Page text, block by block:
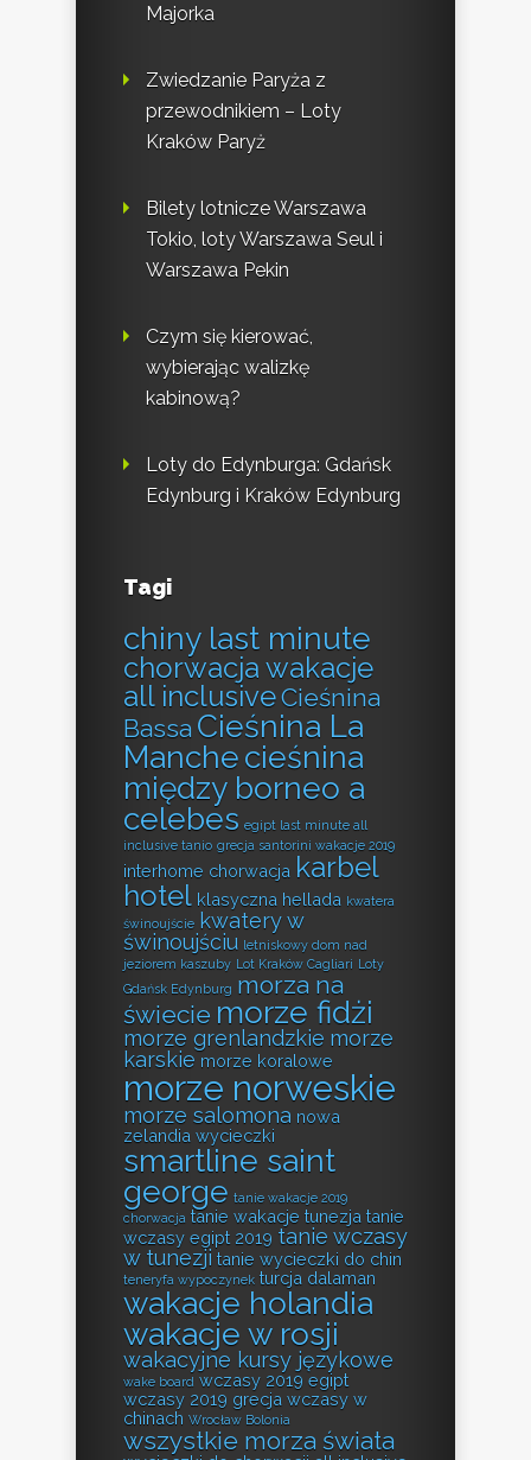
Majorka
Zwiedzanie Paryża z
przewodnikiem – Loty
Kraków Paryż
Bilety lotnicze Warszawa
Tokio, loty Warszawa Seul i
Warszawa Pekin
Czym się kierować,
wybierając walizkę
kabinową?
Loty do Edynburga: Gdańsk
Edynburg i Kraków Edynburg
Tagi
chiny last minute
chorwacja wakacje
all inclusiveCieśnina
Bassa Cieśnina La
Manchecieśnina
między borneo a
celebes egipt last minute all
inclusive tanio grecja santorini wakacje 2019
interhome chorwacja karbel
hotel klasyczna hellada kwatera
świnoujście kwatery w
świnoujściu letniskowy dom nad
jeziorem kaszuby Lot Kraków Cagliari Loty
Gdańsk Edynburg morza na
świecie morze fidżi
morze grenlandzkie morze
karskie morze koralowe
morze norweskie
morze salomona nowa
zelandia wycieczki
smartline saint
george tanie wakacje 2019
chorwacja tanie wakacje tunezja tanie
wczasy egipt 2019 tanie wczasy
w tunezji tanie wycieczki do chin
teneryfa wypoczynek turcja dalaman
wakacje holandia
wakacje w rosji
wakacyjne kursy językowe
wake board wczasy 2019 egipt
wczasy 2019 grecja wczasy w
chinach Wrocław Bolonia
wszystkie morza świata